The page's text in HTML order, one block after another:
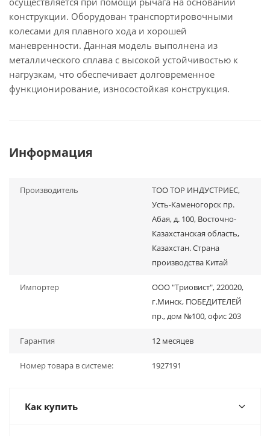
конструкции. Оборудован транспортировочными
колесами для плавного хода и хорошей
маневренности. Данная модель выполнена из
металлического сплава с высокой устойчивостью к
нагрузкам, что обеспечивает долговременное
функционирование, износостойкая конструкция.
Информация
Производитель
ТОО ТОР ИНДУСТРИЕС,
Усть-Каменогорск пр.
Абая, д. 100, Восточно-
Казахстанская область,
Казахстан. Страна
производства Китай
Импортер
ООО "Триовист", 220020,
г.Минск, ПОБЕДИТЕЛЕЙ
пр., дом №100, офис 203
Гарантия 12 месяцев
Номер товара в системе: 1927191
Как купить